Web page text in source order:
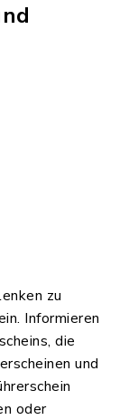
zu
Informieren
die
und
oder